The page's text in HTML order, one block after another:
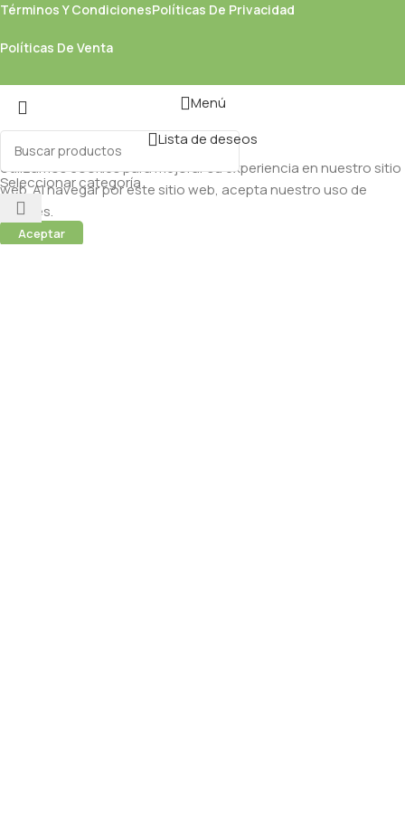
Términos Y CondicionesPolíticas De Privacidad
Políticas De Venta
Seleccionar categoría
Menú
Lista de deseos
Utilizamos cookies para mejorar su experiencia en nuestro sitio
web. Al navegar por este sitio web, acepta nuestro uso de
cookies.
Aceptar